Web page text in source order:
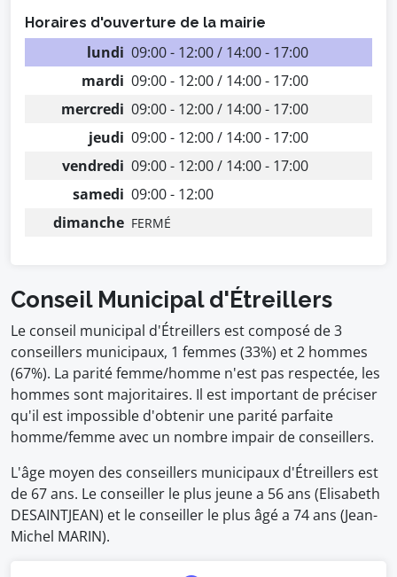
Horaires d'ouverture de la mairie
lundi 09:00 - 12:00 / 14:00 - 17:00
mardi 09:00 - 12:00 / 14:00 - 17:00
mercredi 09:00 - 12:00 / 14:00 - 17:00
jeudi 09:00 - 12:00 / 14:00 - 17:00
vendredi 09:00 - 12:00 / 14:00 - 17:00
samedi 09:00 - 12:00
dimanche FERMÉ
Conseil Municipal d'Étreillers
Le conseil municipal d'Étreillers est composé de 3
conseillers municipaux, 1 femmes (33%) et 2 hommes
(67%). La parité femme/homme n'est pas respectée, les
hommes sont majoritaires. Il est important de préciser
qu'il est impossible d'obtenir une parité parfaite
homme/femme avec un nombre impair de conseillers.
L'âge moyen des conseillers municipaux d'Étreillers est
de 67 ans. Le conseiller le plus jeune a 56 ans (Elisabeth
DESAINTJEAN) et le conseiller le plus âgé a 74 ans (Jean-
Michel MARIN).